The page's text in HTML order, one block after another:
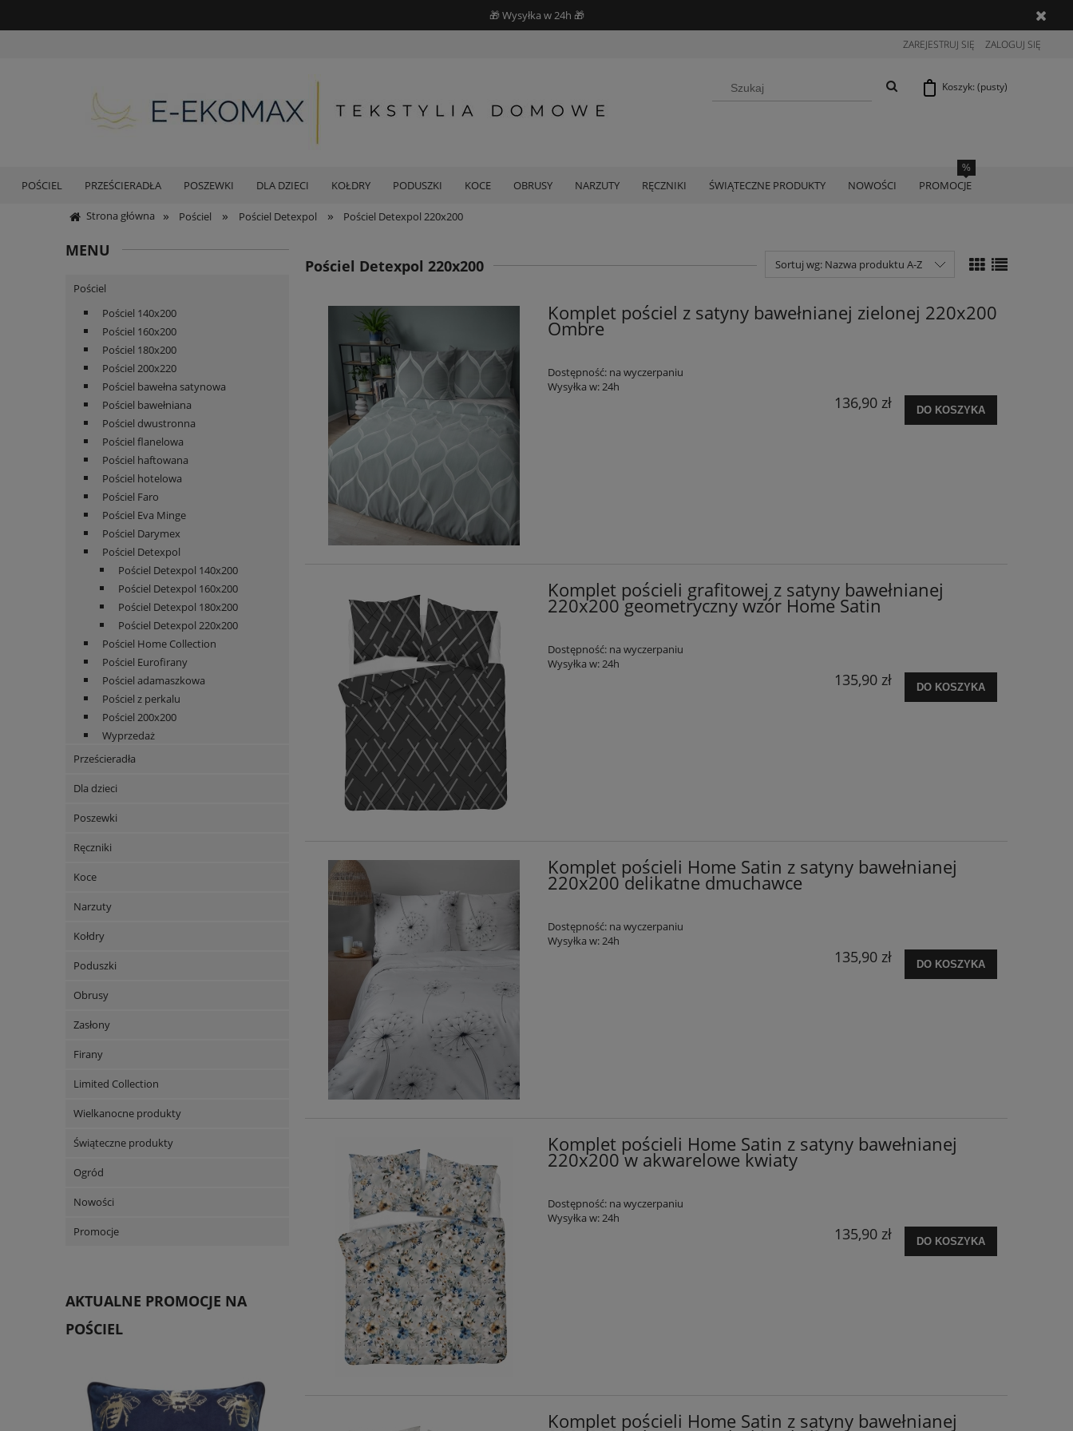
🎁 Wysyłka w 24h 🎁
ZAREJESTRUJ SIĘ ZALOGUJ SIĘ
Koszyk: (pusty)
POŚCIEL PRZEŚCIERADŁA POSZEWKI DLA DZIECI KOŁDRY PODUSZKI KOCE OBRUSY NARZUTY RĘCZNIKI ŚWIĄTECZNE PRODUKTY NOWOŚCI PROMOCJE
Strona główna » Pościel » Pościel Detexpol » Pościel Detexpol 220x200
MENU
Pościel
Pościel 140x200
Pościel 160x200
Pościel 180x200
Pościel 200x220
Pościel bawełna satynowa
Pościel bawełniana
Pościel dwustronna
Pościel flanelowa
Pościel haftowana
Pościel hotelowa
Pościel Faro
Pościel Eva Minge
Pościel Darymex
Pościel Detexpol
Pościel Detexpol 140x200
Pościel Detexpol 160x200
Pościel Detexpol 180x200
Pościel Detexpol 220x200
Pościel Home Collection
Pościel Eurofirany
Pościel adamaszkowa
Pościel z perkalu
Pościel 200x200
Wyprzedaż
Prześcieradła
Dla dzieci
Poszewki
Ręczniki
Koce
Narzuty
Kołdry
Poduszki
Obrusy
Zasłony
Firany
Limited Collection
Wielkanocne produkty
Świąteczne produkty
Ogród
Nowości
Promocje
AKTUALNE PROMOCJE NA
POŚCIEL
Pościel Detexpol 220x200 Sortuj wg: Nazwa produktu A-Z
Komplet pościel z satyny bawełnianej zielonej 220x200
Ombre
Dostępność: na wyczerpaniu
Wysyłka w:24h
136,90 zł DO KOSZYKA
Komplet pościeli grafitowej z satyny bawełnianej
220x200 geometryczny wzór Home Satin
Dostępność: na wyczerpaniu
Wysyłka w:24h
135,90 zł DO KOSZYKA
Komplet pościeli Home Satin z satyny bawełnianej
220x200 delikatne dmuchawce
Dostępność: na wyczerpaniu
Wysyłka w:24h
135,90 zł DO KOSZYKA
Komplet pościeli Home Satin z satyny bawełnianej
220x200 w akwarelowe kwiaty
Dostępność: na wyczerpaniu
Wysyłka w:24h
135,90 zł DO KOSZYKA
Komplet pościeli Home Satin z satyny bawełnianej